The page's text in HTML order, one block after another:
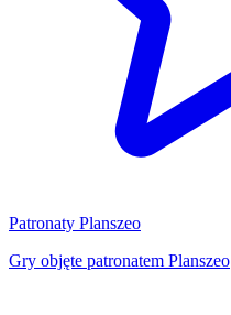
Patronaty Planszeo
Gry objęte patronatem Planszeo